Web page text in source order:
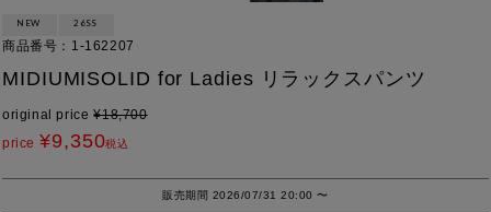
NEW 26SS
商品番号 1-162207
MIDIUMISOLID for Ladies リラックスパンツ
original price ¥18,700
price ¥9,350税込
販売期間 2026/07/31 20:00〜